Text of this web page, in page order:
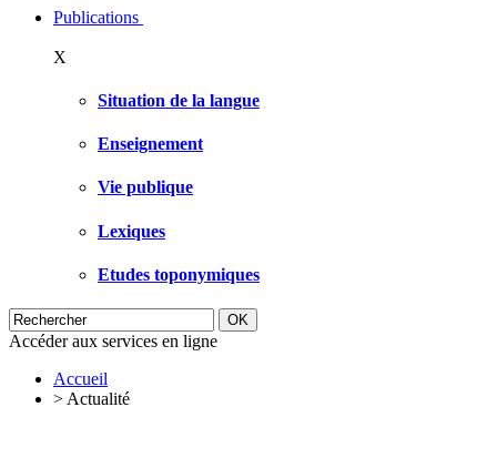
Publications
X
Situation de la langue
Enseignement
Vie publique
Lexiques
Etudes toponymiques
Accéder aux services en ligne
Accueil
> Actualité